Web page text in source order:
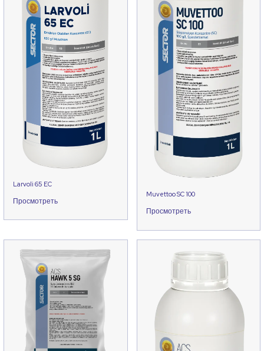
Larvoli 65 EC
Просмотреть
Muvettoo SC 100
Просмотреть